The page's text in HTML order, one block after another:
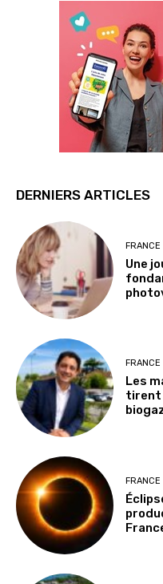
DERNIERS ARTICLES
FRANCE
Une
FRANCE
Les
tirent
FRANCE